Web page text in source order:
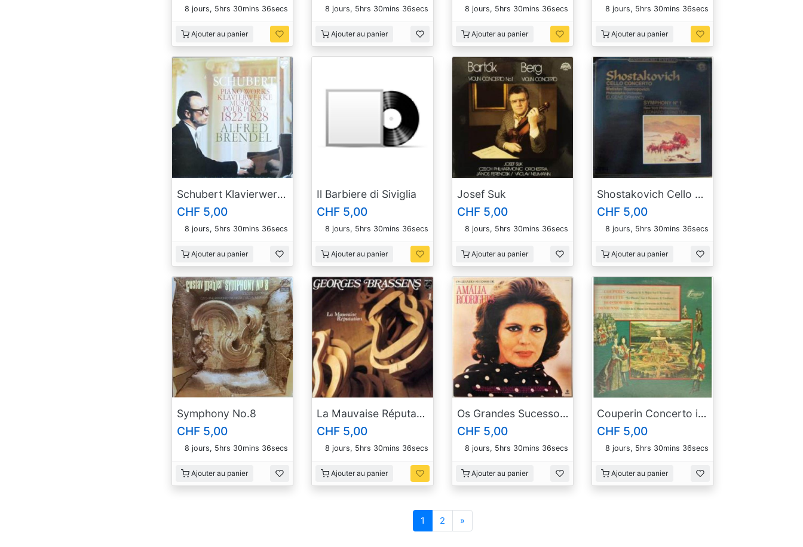
8 jours, 5hrs 30mins 35secs
Ajouter au panier
8 jours, 5hrs 30mins 35secs
Ajouter au panier
8 jours, 5hrs 30mins 35secs
Ajouter au panier
8 jours, 5hrs 30mins 35secs
Ajouter au panier
Schubert Klavierwerke (Piano Works) 1822 - 1828 / 6747175
CHF 5,00
8 jours, 5hrs 30mins 35secs
Ajouter au panier
Il Barbiere di Siviglia
CHF 5,00
8 jours, 5hrs 30mins 35secs
Ajouter au panier
Josef Suk
CHF 5,00
8 jours, 5hrs 30mins 35secs
Ajouter au panier
Shostakovich Cello concerto no 1
CHF 5,00
8 jours, 5hrs 30mins 35secs
Ajouter au panier
Symphony No.8
CHF 5,00
8 jours, 5hrs 30mins 35secs
Ajouter au panier
La Mauvaise Réputation
CHF 5,00
8 jours, 5hrs 30mins 35secs
Ajouter au panier
Os Grandes Sucessos de Amália Rodrigues
CHF 5,00
8 jours, 5hrs 30mins 35secs
Ajouter au panier
Couperin Concerto in G Major
CHF 5,00
8 jours, 5hrs 30mins 35secs
Ajouter au panier
1 2 »Suivant